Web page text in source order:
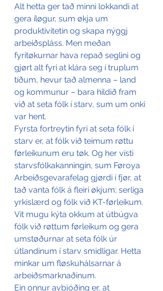
Alt hetta ger tað minni lokkandi at
gera íløgur, sum økja um
produktivitetin og skapa nýggj
arbeiðspláss. Men meðan
fyritøkurnar hava repað seglini og
gjørt alt fyri at klára seg í truplum
tíðum, hevur tað almenna – land
og kommunur – bara hildið fram
við at seta fólk í starv, sum um onki
var hent.
Fyrsta fortreytin fyri at seta fólk í
starv er, at fólk við teimum røttu
førleikunum eru tøk. Og her vísti
starvsfólkakanningin, sum Føroya
Arbeiðsgevarafelag gjørdi í fjør, at
tað vanta fólk á fleiri økjum; serliga
yrkislærd og fólk við KT-førleikum.
Vit mugu kýta okkum at útbúgva
fólk við røttum førleikum og gera
umstøðurnar at seta fólk úr
útlandinum í starv smidligar. Hetta
minkar um fløskuhálsarnar á
arbeiðsmarknaðinum.
Ein onnur avbjóðing er, at